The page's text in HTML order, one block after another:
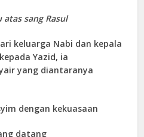
sang Rasul
keluarga Nabi dan kepala
Yazid, ia
yang diantaranya
dengan kekuasaan
datang